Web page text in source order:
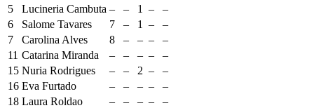
5
Lucineria Cambuta – – 1 –
–
6
Salome Tavares 7 – 1 –
–
7
Carolina Alves 8 – – –
–
11 Catarina Miranda – – – –
–
15 Nuria Rodrigues – – 2 –
–
16 Eva Furtado – – – –
–
18 Laura Roldao – – – –
–